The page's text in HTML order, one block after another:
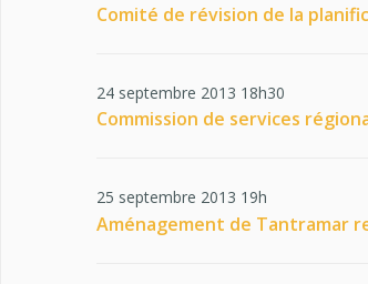
Comité de révision de la
24 septembre 2013 18h30
Commission de services
25 septembre 2013 19h
Aménagement de Tantramar